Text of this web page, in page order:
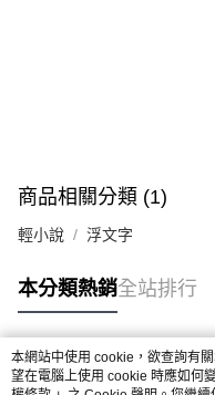
商品相關分類 (1)
輕小說 浮文字
本分類熱銷全站排行
熱門標籤
本網站中使用 cookie，欲查詢有
望在電腦上使用 cookie 時應如何